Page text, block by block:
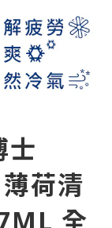
士
荷清
全